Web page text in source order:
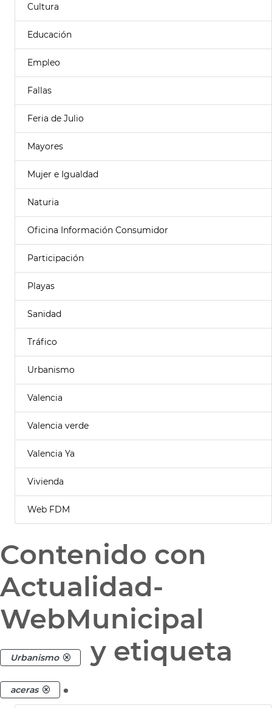
Cultura
Educación
Empleo
Fallas
Feria de Julio
Mayores
Mujer e Igualdad
Naturia
Oficina Información Consumidor
Participación
Playas
Sanidad
Tráfico
Urbanismo
Valencia
Valencia verde
Valencia Ya
Vivienda
Web FDM
Contenido con
Actualidad-
WebMunicipal
Urbanismo y etiqueta
aceras .